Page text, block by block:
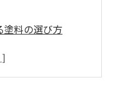
塗料の選び方
術とは